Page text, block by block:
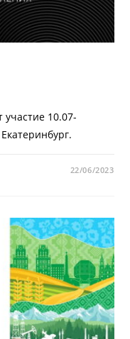
10.07-
22/06/2023